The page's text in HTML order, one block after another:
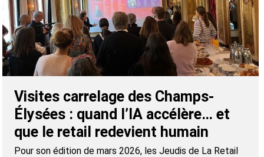
Visites carrelage des Champs-
Élysées : quand l’IA accélère… et
que le retail redevient humain
Pour son édition de mars 2026, les Jeudis de La Retail